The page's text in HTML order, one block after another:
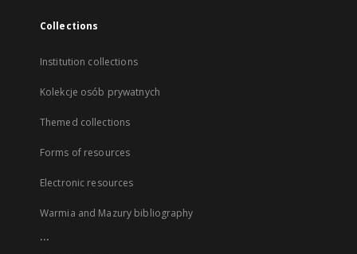
Collections
Institution collections
Kolekcje osób prywatnych
Themed collections
Forms of resources
Electronic resources
Warmia and Mazury bibliography
...